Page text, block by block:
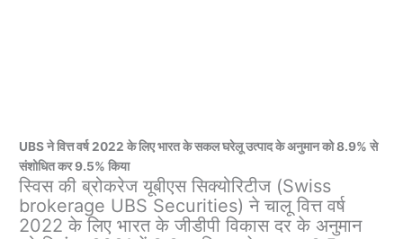
UBS ने वित्त वर्ष 2022 के लिए भारत के सकल घरेलू उत्पाद के अनुमान को 8.9% से
संशोधित कर 9.5% किया
स्विस की ब्रोकरेज यूबीएस सिक्योरिटीज (Swiss
brokerage UBS Securities) ने चालू वित्त वर्ष
2022 के लिए भारत के जीडीपी विकास दर के अनुमान